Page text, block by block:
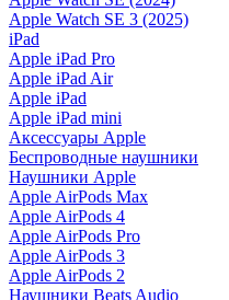
Apple Watch SE 3 (2025)
iPad
Apple iPad Pro
Apple iPad Air
Apple iPad
Apple iPad mini
Аксессуары Apple
Беспроводные наушники
Наушники Apple
Apple AirPods Max
Apple AirPods 4
Apple AirPods Pro
Apple AirPods 3
Apple AirPods 2
Наушники Beats Audio